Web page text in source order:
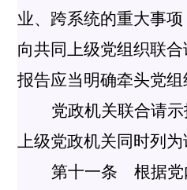
业、跨系统的重大事
向共同上级党组织联
报告应当明确牵头党组
党政机关联合请
上级党政机关同时列为
第十一条 根据党